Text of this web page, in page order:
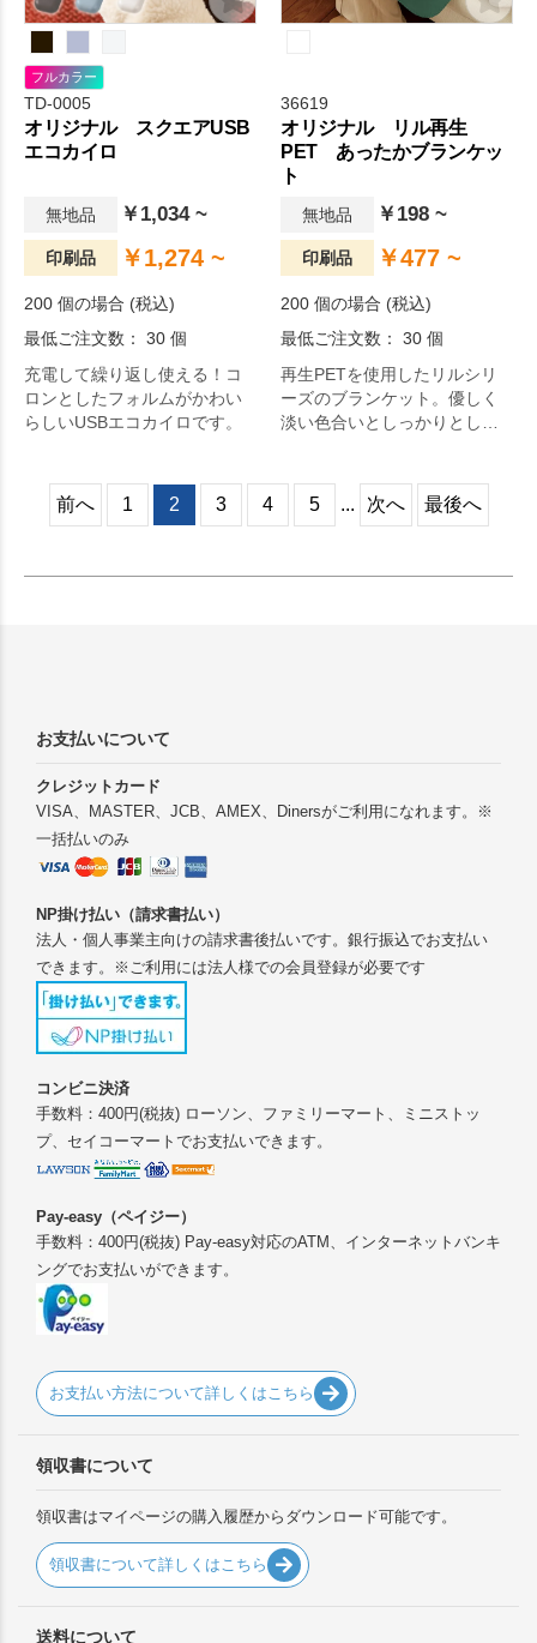
ポイントです。オリジナルグ
ッズドットコムの選りすぐ
り。
フルカラー
TD-0005
オリジナル スクエアUSB
エコカイロ
無地品 ￥1,034 ~
印刷品 ￥1,274 ~
200 個の場合 (税込)
最低ご注文数： 30 個
充電して繰り返し使える！コ
ロンとしたフォルムがかわい
らしいUSBエコカイロです。
36619
オリジナル リル再生
PET あったかブランケッ
ト
無地品 ￥198 ~
印刷品 ￥477 ~
200 個の場合 (税込)
最低ご注文数： 30 個
再生PETを使用したリルシリ
ーズのブランケット。優しく
淡い色合いとしっかりとした
前へ 1 2 3 4 5 ... 次へ 最後へ
お支払いについて
クレジットカード
VISA、MASTER、JCB、AMEX、Dinersがご利用になれます。※
一括払いのみ
NP掛け払い（請求書払い）
法人・個人事業主向けの請求書後払いです。銀行振込でお支払い
できます。※ご利用には法人様での会員登録が必要です
コンビニ決済
手数料：400円(税抜) ローソン、ファミリーマート、ミニストッ
プ、セイコーマートでお支払いできます。
Pay-easy（ペイジー）
手数料：400円(税抜) Pay-easy対応のATM、インターネットバンキ
ングでお支払いができます。
お支払い方法について詳しくはこちら
領収書について
領収書はマイページの購入履歴からダウンロード可能です。
領収書について詳しくはこちら
送料について